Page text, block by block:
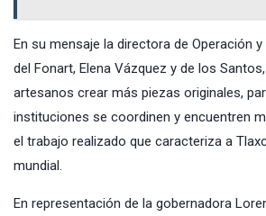
En su mensaje la directora de Operación
del Fonart, Elena Vázquez y de los
artesanos crear más piezas originales,
instituciones se coordinen y encuentren
el trabajo realizado que caracteriza a
mundial.
En representación de la gobernadora